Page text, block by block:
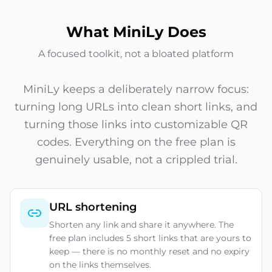
What MiniLy Does
A focused toolkit, not a bloated platform
MiniLy keeps a deliberately narrow focus:
turning long URLs into clean short links, and
turning those links into customizable QR
codes. Everything on the free plan is
genuinely usable, not a crippled trial.
URL shortening
Shorten any link and share it anywhere. The
free plan includes 5 short links that are yours to
keep — there is no monthly reset and no expiry
on the links themselves.